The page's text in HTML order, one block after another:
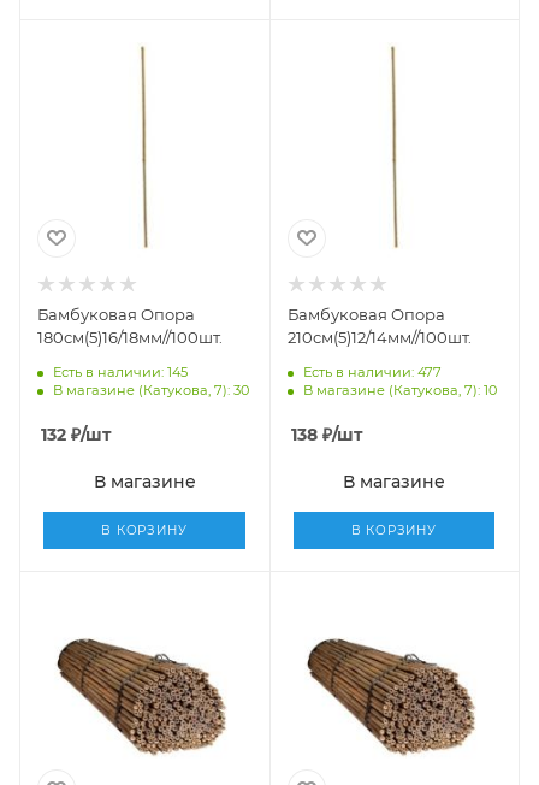
Бамбуковая Опора
180см(5)16/18мм//100шт.
Есть в наличии: 145
В магазине (Катукова, 7): 30
132 ₽/шт
В магазине
В КОРЗИНУ
Бамбуковая Опора
210см(5)12/14мм//100шт.
Есть в наличии: 477
В магазине (Катукова, 7): 10
138₽/шт
В магазине
В КОРЗИНУ